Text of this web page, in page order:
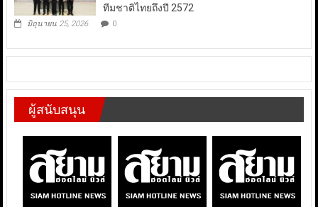
ทีมชาติไทยถึงปี 2572
มิถุนายน 25, 2026 0
ผู้สนับสนุน